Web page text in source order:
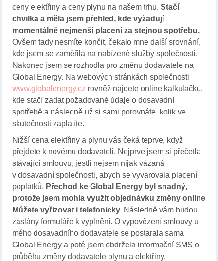
ceny elektřiny a ceny plynu na našem trhu. Stačí
chvilka a měla jsem přehled, kde vyžadují
momentálně nejmenší placení za stejnou spotřebu.
Ovšem tady nesmíte končit, čekalo mne další srovnání,
kde jsem se zaměřila na nabízené služby společnosti.
Nakonec jsem se rozhodla pro změnu dodavatele na
Global Energy. Na webových stránkách společnosti
www.globalenergy.cz rovněž najdete online kalkulačku,
kde stačí zadat požadované údaje o dosavadní
spotřebě a následně už si sami porovnáte, kolik ve
skutečnosti zaplatíte.
Nižší cena elektřiny a plynu vás čeká teprve, když
přejdete k novému dodavateli. Nejprve jsem si přečetla
stávající smlouvu, jestli nejsem nijak vázaná
v dosavadní společnosti, abych se vyvarovala placení
poplatků. Přechod ke Global Energy byl snadný,
protože jsem mohla využít objednávku změny online
Můžete vyřizovat i telefonicky. Následně vám budou
zaslány formuláře k vyplnění. O vypovězení smlouvy u
mého dosavadního dodavatele se postarala sama
Global Energy a poté jsem obdržela informační SMS o
průběhu změny dodavatele plynu a elektřiny.